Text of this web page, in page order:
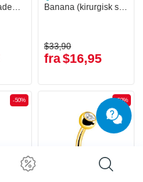
Banana (kirurgisk stål, guld, blank finish)
$33,90
fra$16,95
-50% -50%